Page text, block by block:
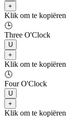
+
Klik om te kopiëren
🕒
Three O'Clock
U
+
Klik om te kopiëren
🕓
Four O'Clock
U
+
Klik om te kopiëren